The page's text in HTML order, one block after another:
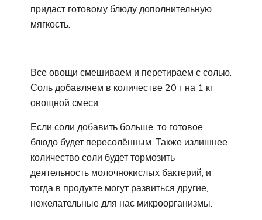
придаст готовому блюду дополнительную
мягкость.
Все овощи смешиваем и перетираем с солью.
Соль добавляем в количестве 20 г на 1 кг
овощной смеси.
Если соли добавить больше, то готовое
блюдо будет пересолённым. Также излишнее
количество соли будет тормозить
деятельность молочнокислых бактерий, и
тогда в продукте могут развиться другие,
нежелательные для нас микроорганизмы.